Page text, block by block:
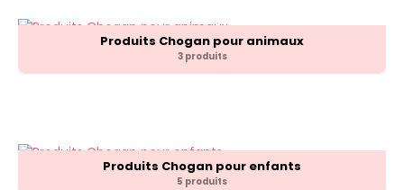
Produits Chogan pour animaux
3 produits
Produits Chogan pour enfants
5 produits